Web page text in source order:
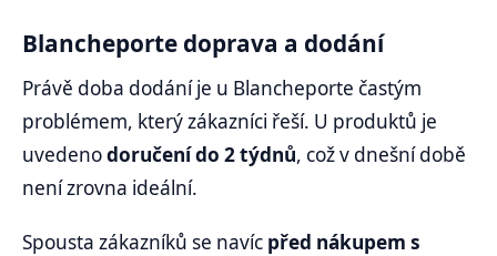
Blancheporte doprava a dodání
Právě doba dodání je u Blancheporte častým
problémem, který zákazníci řeší. U produktů je
uvedenodoručení do 2 týdnů, což v dnešní době
není zrovna ideální.
Spousta zákazníků se navíc před nákupem s